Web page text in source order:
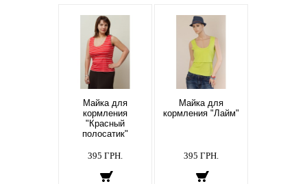
Майка для
кормления
"Красный
полосатик"
395 ГРН.
Майка для
кормления "Лайм"
395 ГРН.